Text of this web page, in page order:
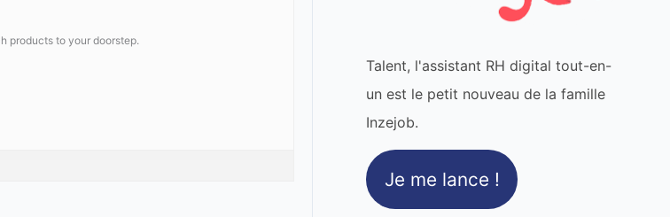
products to your doorstep.
Talent, l'assistant RH digital tout-en-
un est le petit nouveau de la famille
Inzejob.
Je me lance !